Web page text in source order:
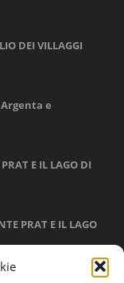
DEI VILLAGGI
e
E IL LAGO DI
PRAT E IL LAGO